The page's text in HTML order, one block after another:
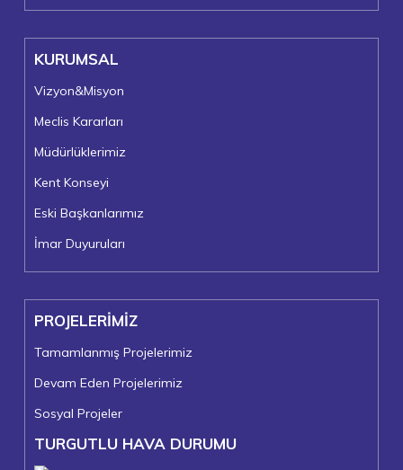
KURUMSAL
Vizyon&Misyon
Meclis Kararları
Müdürlüklerimiz
Kent Konseyi
Eski Başkanlarımız
İmar Duyuruları
PROJELERİMİZ
Tamamlanmış Projelerimiz
Devam Eden Projelerimiz
Sosyal Projeler
TURGUTLU HAVA DURUMU